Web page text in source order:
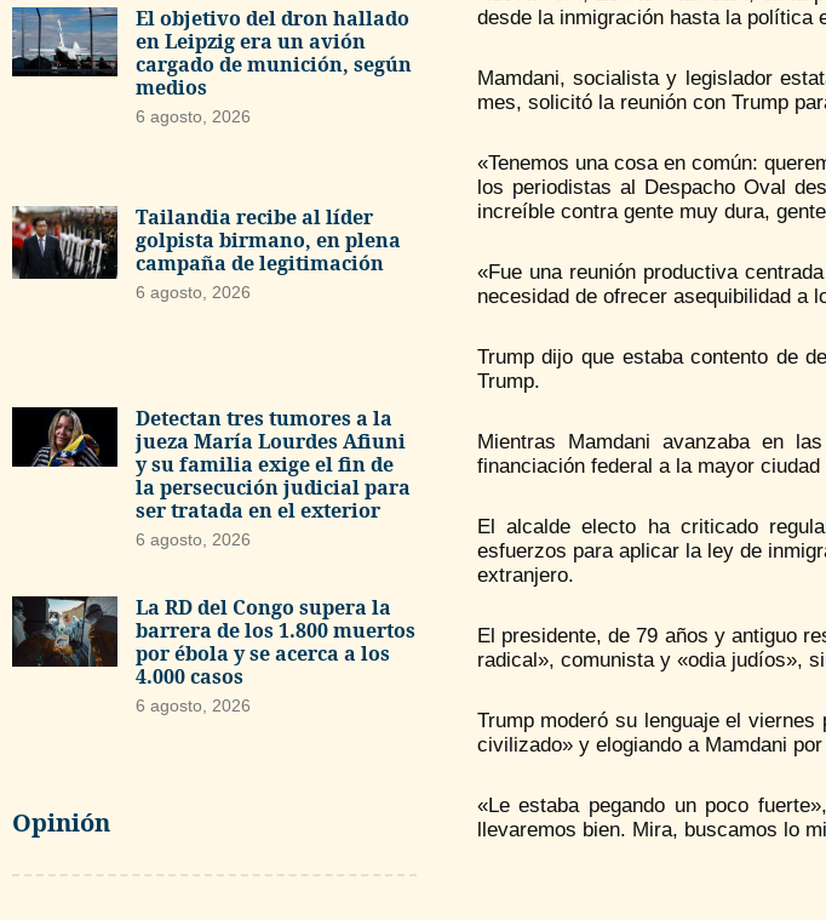
El objetivo del dron hallado
en Leipzig era un avión
cargado de munición, según
medios
6 agosto, 2026
Tailandia recibe al líder
golpista birmano, en plena
campaña de legitimación
6 agosto, 2026
Detectan tres tumores a la
jueza María Lourdes Afiuni
y su familia exige el fin de
la persecución judicial para
ser tratada en el exterior
6 agosto, 2026
La RD del Congo supera la
barrera de los 1.800 muertos
por ébola y se acerca a los
4.000 casos
6 agosto, 2026
Opinión
desde la inmigración hasta la política
Mamdani, socialista y legislador
mes, solicitó la reunión con Trump
«Tenemos una cosa en común:
los periodistas al Despacho Oval
increíble contra gente muy dura,
«Fue una reunión productiva
necesidad de ofrecer asequibilidad a
Trump dijo que estaba contento de
Trump.
Mientras Mamdani avanzaba en
financiación federal a la mayor
El alcalde electo ha criticado
esfuerzos para aplicar la ley de
extranjero.
El presidente, de 79 años y antiguo
radical», comunista y «odia judíos»,
Trump moderó su lenguaje el
civilizado» y elogiando a Mamdani
«Le estaba pegando un poco
llevaremos bien. Mira, buscamos lo